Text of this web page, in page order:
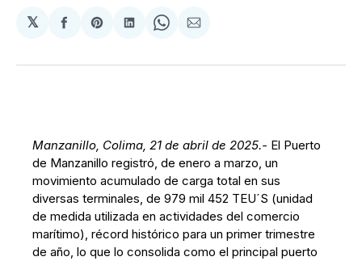
𝕏
Compartir
Facebook
Share
Pinterest
Compartir
LinkedIn
Share
WhatsApp
Compartir
Email
Manzanillo, Colima, 21 de abril de 2025.- El Puerto
de Manzanillo registró, de enero a marzo, un
movimiento acumulado de carga total en sus
diversas terminales, de 979 mil 452 TEU´S (unidad
de medida utilizada en actividades del comercio
marítimo), récord histórico para un primer trimestre
de año, lo que lo consolida como el principal puerto